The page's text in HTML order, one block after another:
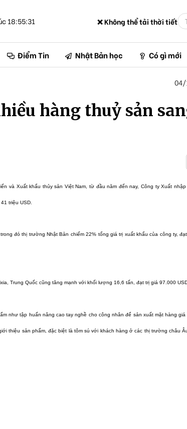
18:55:31 ❌ Không thể tải thời tiết
Điểm Tin Nhật Bản học Có gì mới
04/
hàng thuỷ sản
và Xuất khẩu thủy sản Việt Nam, từ đầu năm đến nay, Công ty Xuất
triệu USD.
đó thị trường Nhật Bản chiếm 22% tổng giá trị xuất khẩu của công ty,
Trung Quốc cũng tăng mạnh với khối lượng 16,6 tấn, đạt trị giá 97.000
như tập huấn nâng cao tay nghề cho công nhân để sản xuất mặt hàng
thiệu sản phẩm, đặc biệt là tôm sú với khách hàng ở các thị trường châu